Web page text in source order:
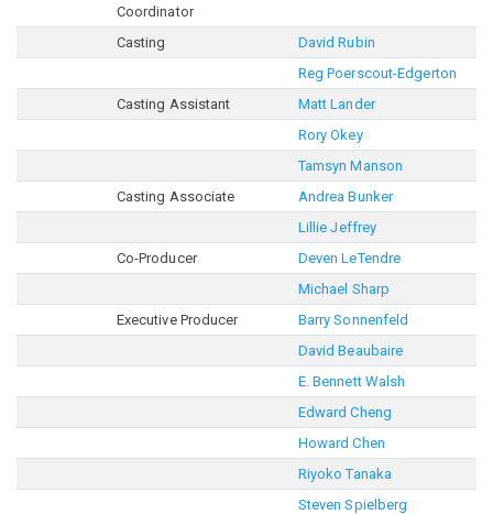
Coordinator
Casting
David Rubin
Reg Poerscout-Edgerton
Casting Assistant
Matt Lander
Rory Okey
Tamsyn Manson
Casting Associate
Andrea Bunker
Lillie Jeffrey
Co-Producer
Deven LeTendre
Michael Sharp
Executive Producer
Barry Sonnenfeld
David Beaubaire
E. Bennett Walsh
Edward Cheng
Howard Chen
Riyoko Tanaka
Steven Spielberg